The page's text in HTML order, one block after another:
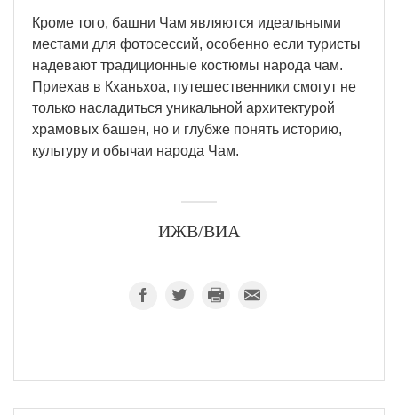
Кроме того, башни Чам являются идеальными
местами для фотосессий, особенно если туристы
надевают традиционные костюмы народа чам.
Приехав в Кханьхоа, путешественники смогут не
только насладиться уникальной архитектурой
храмовых башен, но и глубже понять историю,
культуру и обычаи народа Чам.
ИЖВ/ВИА